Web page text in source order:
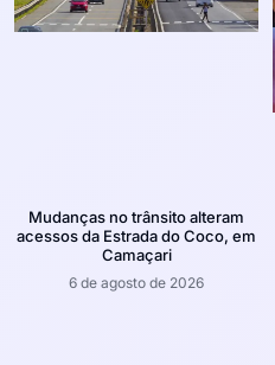
Mudanças no trânsito alteram
acessos da Estrada do Coco, em
Camaçari
6 de agosto de 2026